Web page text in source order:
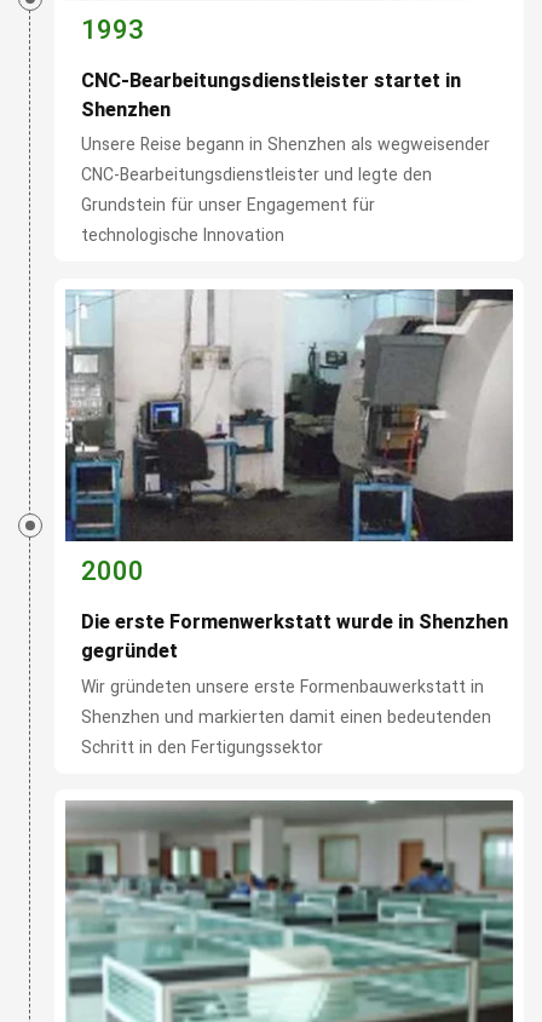
1993
CNC-Bearbeitungsdienstleister startet in
Shenzhen
Unsere Reise begann in Shenzhen als wegweisender
CNC-Bearbeitungsdienstleister und legte den
Grundstein für unser Engagement für
technologische Innovation
2000
Die erste Formenwerkstatt wurde in Shenzhen
gegründet
Wir gründeten unsere erste Formenbauwerkstatt in
Shenzhen und markierten damit einen bedeutenden
Schritt in den Fertigungssektor